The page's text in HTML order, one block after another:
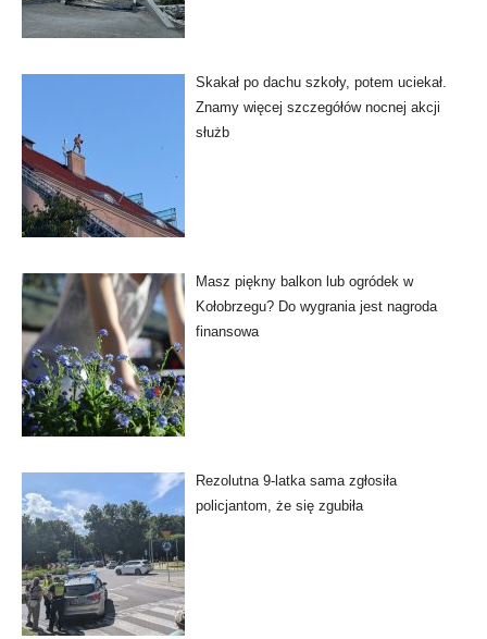
Skakał po dachu szkoły, potem uciekał.
Znamy więcej szczegółów nocnej akcji
służb
Masz piękny balkon lub ogródek w
Kołobrzegu? Do wygrania jest nagroda
finansowa
Rezolutna 9-latka sama zgłosiła
policjantom, że się zgubiła